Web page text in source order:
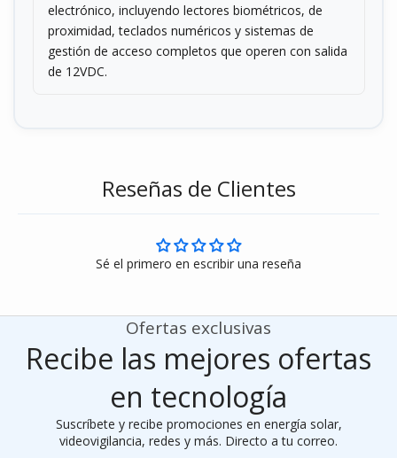
electrónico, incluyendo lectores biométricos, de
proximidad, teclados numéricos y sistemas de
gestión de acceso completos que operen con salida
de 12VDC.
Reseñas de Clientes
Sé el primero en escribir una reseña
Ofertas exclusivas
Recibe las mejores ofertas
en tecnología
Suscríbete y recibe promociones en energía solar,
videovigilancia, redes y más. Directo a tu correo.